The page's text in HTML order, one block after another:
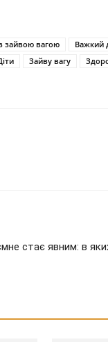
зайвою вагою
Важкий
Зайву вагу
стає явним: в